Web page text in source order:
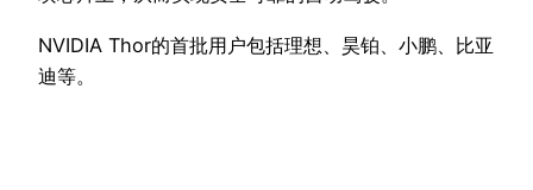
NVIDIA Thor的首批用户包括理想、昊铂、小鹏、比亚
迪等。